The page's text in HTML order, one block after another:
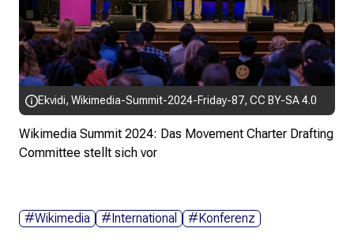
Ekvidi, Wikimedia-Summit-2024-Friday-87, CC BY-SA 4.0
Wikimedia Summit 2024: Das Movement Charter Drafting
Committee stellt sich vor
#Wikimedia #International #Konferenz